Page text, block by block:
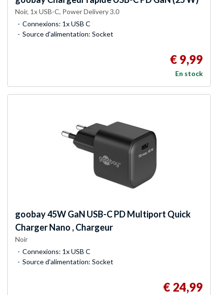
Noir, 1x USB-C, Power Delivery 3.0
Connexions: 1x USB C
Source d'alimentation: Socket
€ 9,99
En stock
goobay45W GaN USB-C PD Multiport Quick
Charger Nano , Chargeur
Noir
Connexions: 1x USB C
Source d'alimentation: Socket
€ 24,99